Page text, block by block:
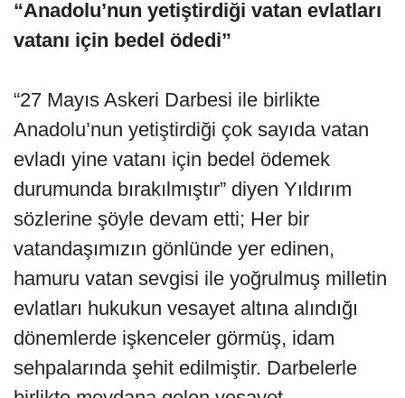
“Anadolu’nun yetiştirdiği vatan evlatları
vatanı için bedel ödedi”
“27 Mayıs Askeri Darbesi ile birlikte
Anadolu’nun yetiştirdiği çok sayıda vatan
evladı yine vatanı için bedel ödemek
durumunda bırakılmıştır” diyen Yıldırım
sözlerine şöyle devam etti; Her bir
vatandaşımızın gönlünde yer edinen,
hamuru vatan sevgisi ile yoğrulmuş milletin
evlatları hukukun vesayet altına alındığı
dönemlerde işkenceler görmüş, idam
sehpalarında şehit edilmiştir. Darbelerle